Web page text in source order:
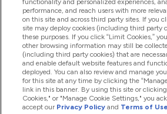
会社概要
特典＆ポイント
2026 The Hut.com Ltd
functionality and personalized experiences,
performance, and reach users with more
on this site and across third party sites. If you
site may deploy cookies (including third party
these purposes. If you click “Limit Cookies,”
other browsing information may still be
(including third party cookies) that are
and enable default website features and
deployed. You can also review and manage
for this site at any time by clicking the
link in this banner. By using this site or
Cookies," or "Manage Cookie Settings," you
accept our Privacy Policy and Terms of